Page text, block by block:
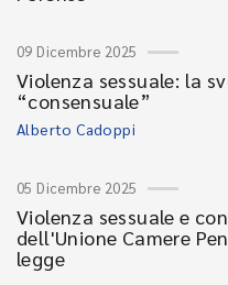
09 Dicembre 2025
Violenza sessuale: la
“consensuale”
Alberto Cadoppi
05 Dicembre 2025
Violenza sessuale e
dell'Unione Camere
legge